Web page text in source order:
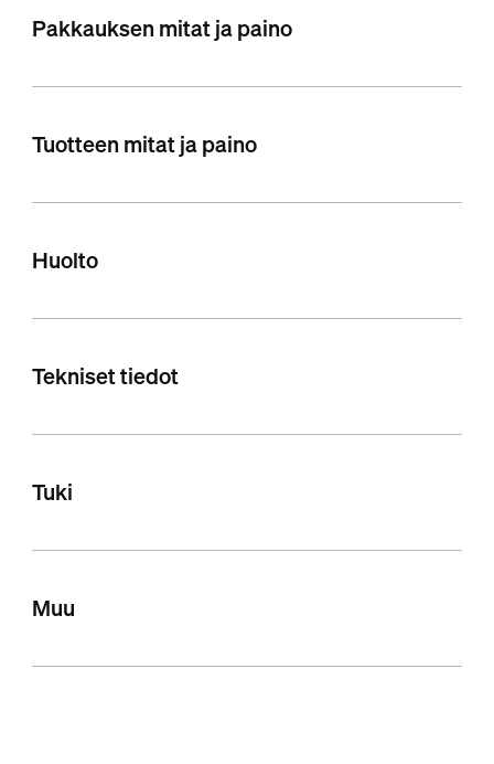
Pakkauksen mitat ja paino
Tuotteen mitat ja paino
Huolto
Tekniset tiedot
Tuki
Muu